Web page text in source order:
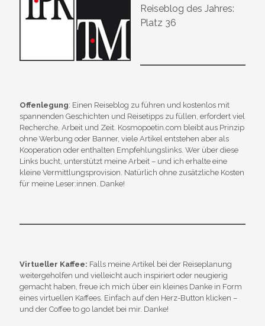
Reiseblog des Jahres:
Platz 36
Offenlegung: Einen Reiseblog zu führen und kostenlos mit
spannenden Geschichten und Reisetipps zu füllen, erfordert viel
Recherche, Arbeit und Zeit. Kosmopoetin.com bleibt aus Prinzip
ohne Werbung oder Banner, viele Artikel entstehen aber als
Kooperation oder enthalten Empfehlungslinks. Wer über diese
Links bucht, unterstützt meine Arbeit – und ich erhalte eine
kleine Vermittlungsprovision. Natürlich ohne zusätzliche Kosten
für meine Leser:innen. Danke!
Virtueller Kaffee: Falls meine Artikel bei der Reiseplanung
weitergeholfen und vielleicht auch inspiriert oder neugierig
gemacht haben, freue ich mich über ein kleines Danke in Form
eines virtuellen Kaffees. Einfach auf den Herz-Button klicken –
und der Coffee to go landet bei mir. Danke!